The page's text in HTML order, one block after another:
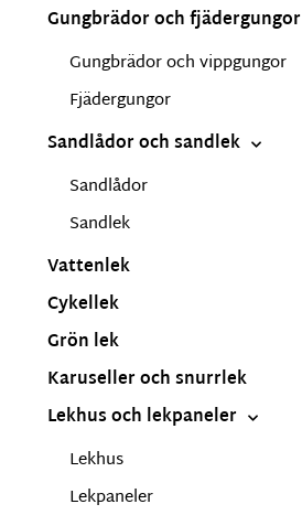
Gungbrädor och fjädergungor
Gungbrädor och vippgungor
Fjädergungor
Sandlådor och sandlek
Sandlådor
Sandlek
Vattenlek
Cykellek
Grön lek
Karuseller och snurrlek
Lekhus och lekpaneler
Lekhus
Lekpaneler